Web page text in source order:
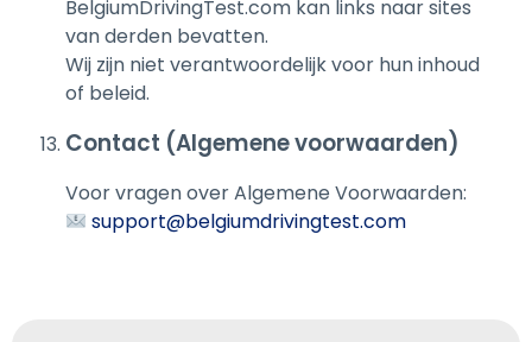
BelgiumDrivingTest.com kan links naar sites
van derden bevatten.
Wij zijn niet verantwoordelijk voor hun inhoud
of beleid.
Contact (Algemene voorwaarden)
Voor vragen over Algemene Voorwaarden:
support@belgiumdrivingtest.com